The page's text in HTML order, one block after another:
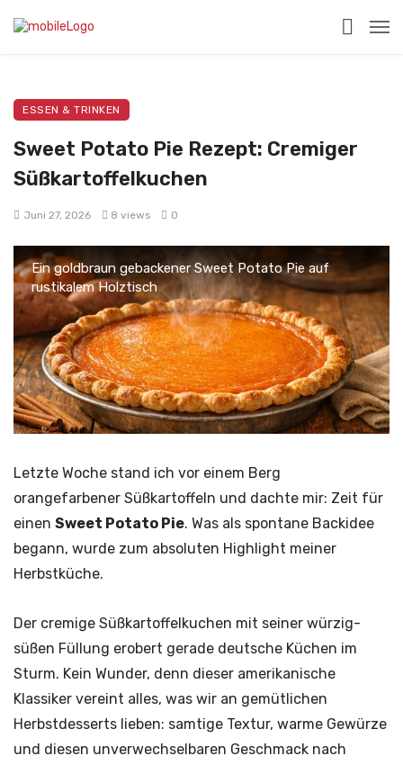
ESSEN & TRINKEN
Sweet Potato Pie Rezept: Cremiger
Süßkartoffelkuchen
Juni 27, 2026 8 views 0
Ein goldbraun gebackener Sweet Potato Pie auf
rustikalem Holztisch
Letzte Woche stand ich vor einem Berg
orangefarbener Süßkartoffeln und dachte mir: Zeit für
einen Sweet Potato Pie. Was als spontane Backidee
begann, wurde zum absoluten Highlight meiner
Herbstküche.
Der cremige Süßkartoffelkuchen mit seiner würzig-
süßen Füllung erobert gerade deutsche Küchen im
Sturm. Kein Wunder, denn dieser amerikanische
Klassiker vereint alles, was wir an gemütlichen
Herbstdesserts lieben: samtige Textur, warme Gewürze
und diesen unverwechselbaren Geschmack nach